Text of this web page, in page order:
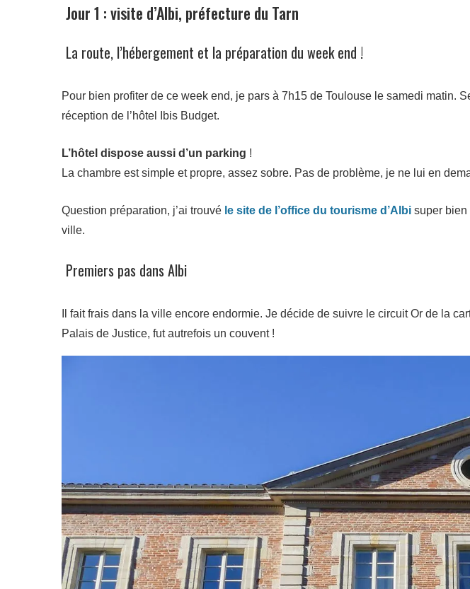
Jour 1 : visite d’Albi, préfecture du Tarn
La route, l’hébergement et la préparation du week end !
Pour bien profiter de ce week end, je pars à 7h15 de Toulouse le samedi matin.
réception de l’hôtel Ibis Budget.
L’hôtel dispose aussi d’un parking !
La chambre est simple et propre, assez sobre. Pas de problème, je ne lui en
Question préparation, j’ai trouvé le site de l’office du tourisme d’Albi super bien
ville.
Premiers pas dans Albi
Il fait frais dans la ville encore endormie. Je décide de suivre le circuit Or de la
Palais de Justice, fut autrefois un couvent !